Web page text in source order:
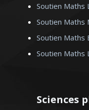
Soutien Maths
Soutien Maths
Soutien Maths
Soutien Maths
Sciences